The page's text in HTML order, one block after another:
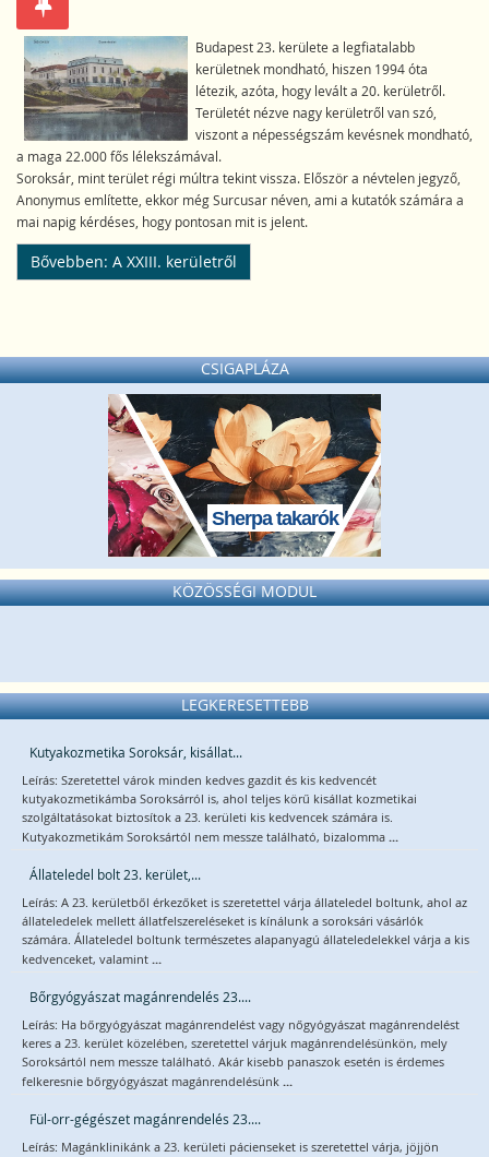
Budapest 23. kerülete a legfiatalabb
kerületnek mondható, hiszen 1994 óta
létezik, azóta, hogy levált a 20. kerületről.
Területét nézve nagy kerületről van szó,
viszont a népességszám kevésnek mondható,
a maga 22.000 fős lélekszámával.
Soroksár, mint terület régi múltra tekint vissza. Először a névtelen jegyző,
Anonymus említette, ekkor még Surcusar néven, ami a kutatók számára a
mai napig kérdéses, hogy pontosan mit is jelent.
Bővebben: A XXIII. kerületről
CSIGAPLÁZA
Sherpa takarók
KÖZÖSSÉGI MODUL
LEGKERESETTEBB
Kutyakozmetika Soroksár, kisállat...
Leírás: Szeretettel várok minden kedves gazdit és kis kedvencét
kutyakozmetikámba Soroksárról is, ahol teljes körű kisállat kozmetikai
szolgáltatásokat biztosítok a 23. kerületi kis kedvencek számára is.
Kutyakozmetikám Soroksártól nem messze található, bizalomma ...
Állateledel bolt 23. kerület,...
Leírás: A 23. kerületből érkezőket is szeretettel várja állateledel boltunk, ahol az
állateledelek mellett állatfelszereléseket is kínálunk a soroksári vásárlók
számára. Állateledel boltunk természetes alapanyagú állateledelekkel várja a kis
kedvenceket, valamint ...
Bőrgyógyászat magánrendelés 23....
Leírás: Ha bőrgyógyászat magánrendelést vagy nőgyógyászat magánrendelést
keres a 23. kerület közelében, szeretettel várjuk magánrendelésünkön, mely
Soroksártól nem messze található. Akár kisebb panaszok esetén is érdemes
felkeresnie bőrgyógyászat magánrendelésünk ...
Fül-orr-gégészet magánrendelés 23....
Leírás: Magánklinikánk a 23. kerületi pácienseket is szeretettel várja, jöjjön